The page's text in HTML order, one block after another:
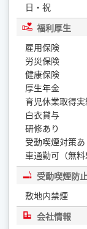
日・祝
福利厚生
雇用保険
労災保険
健康保険
厚生年金
育児休業取得実
白衣貸与
研修あり
受動喫煙対策あ
車通勤可（無料
受動喫煙防
敷地内禁煙
会社情報